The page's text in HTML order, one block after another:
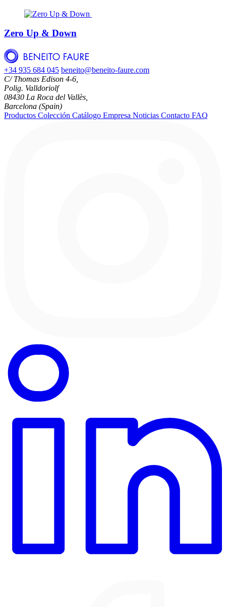
Zero Up & Down
+34 935 684 045 beneito@beneito-faure.com
C/ Thomas Edison 4-6,
Polig. Valldoriolf
08430 La Roca del Vallès,
Barcelona (Spain)
Productos Colección Catálogo Empresa Noticias Contacto FAQ